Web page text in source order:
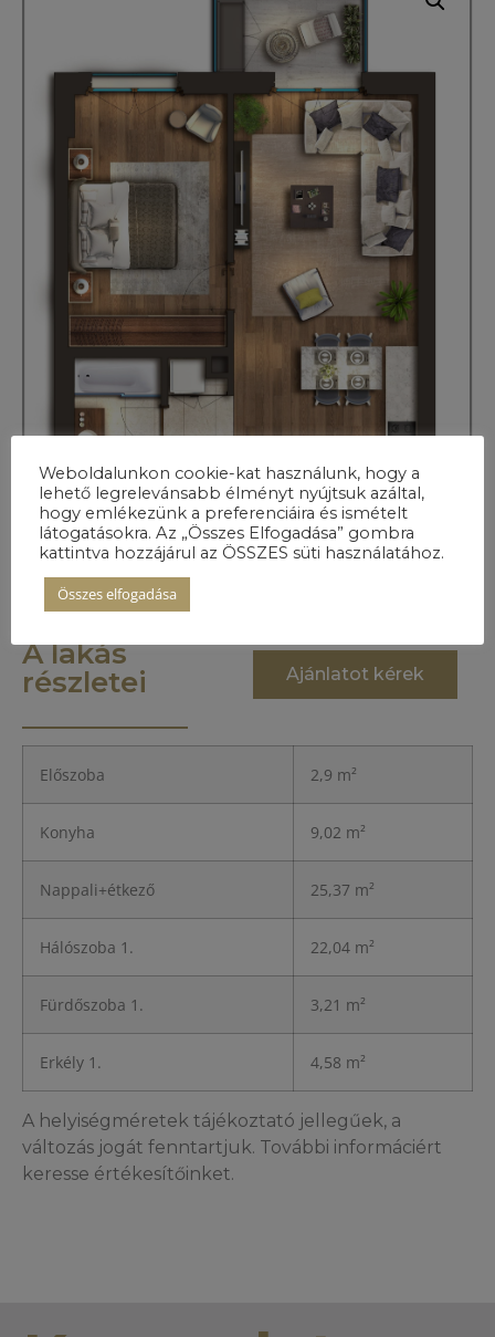
A lakás
részletei
Ajánlatot kérek
Előszoba 2,9 m²
Konyha 9,02 m²
Nappali+étkező 25,37 m²
Hálószoba 1. 22,04 m²
Fürdőszoba 1. 3,21 m²
Erkély 1. 4,58 m²
A helyiségméretek tájékoztató jellegűek, a
változás jogát fenntartjuk. További informáciért
keresse értékesítőinket.
Weboldalunkon cookie-kat használunk, hogy a
lehető legrelevánsabb élményt nyújtsuk azáltal,
hogy emlékezünk a preferenciáira és ismételt
látogatásokra. Az „Összes Elfogadása” gombra
kattintva hozzájárul az ÖSSZES süti használatához.
Összes elfogadása